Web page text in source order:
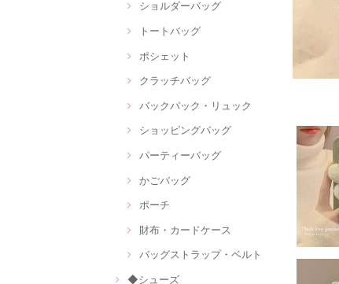
ショルダーバッグ
トートバッグ
ポシェット
クラッチバッグ
バックパック・リュック
ショッピングバッグ
パーティーバッグ
かごバッグ
ポーチ
財布・カードケース
バッグストラップ・ベルト
◆シューズ